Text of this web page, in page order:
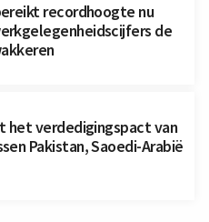
recordhoogte nu
de
het verdedigingspact van
Pakistan, Saoedi-Arabië